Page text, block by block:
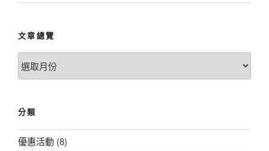
文章總覽
文
章
分類
優惠活動 (8)